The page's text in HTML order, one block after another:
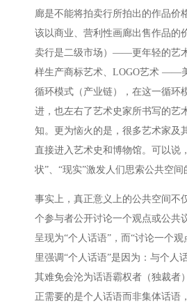
廊是不能将拍卖行所拍出的作品价
该以商业、营利性画廊出售作品的
卖行是二级市场）——更年轻的艺
样生产商标艺术、LOGO艺术
循环模式（产业链），在这一循环
进，也左右了艺术史家所书写的
知。更为恼火的是，很多艺术家及
直接进入艺术史和博物馆。可以说
状”、“现实”激发人们思索公共空间
事实上，真正意义上的公共空间不
个参与者公开讨论一个观点或公共
呈现为“个人话语”，而“讨论一个
里强调“个人话语”是因为：与个人
其难免会沦为话语霸权者（独裁者
正需要的是个人话语而非集体话语